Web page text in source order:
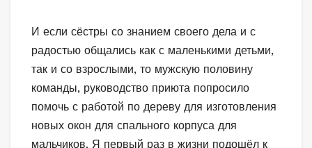
И если сёстры со знанием своего дела и с
радостью общались как с маленькими детьми,
так и со взрослыми, то мужскую половину
команды, руководство приюта попросило
помочь с работой по дереву для изготовления
новых окон для спального корпуса для
мальчиков. Я первый раз в жизни подошёл к